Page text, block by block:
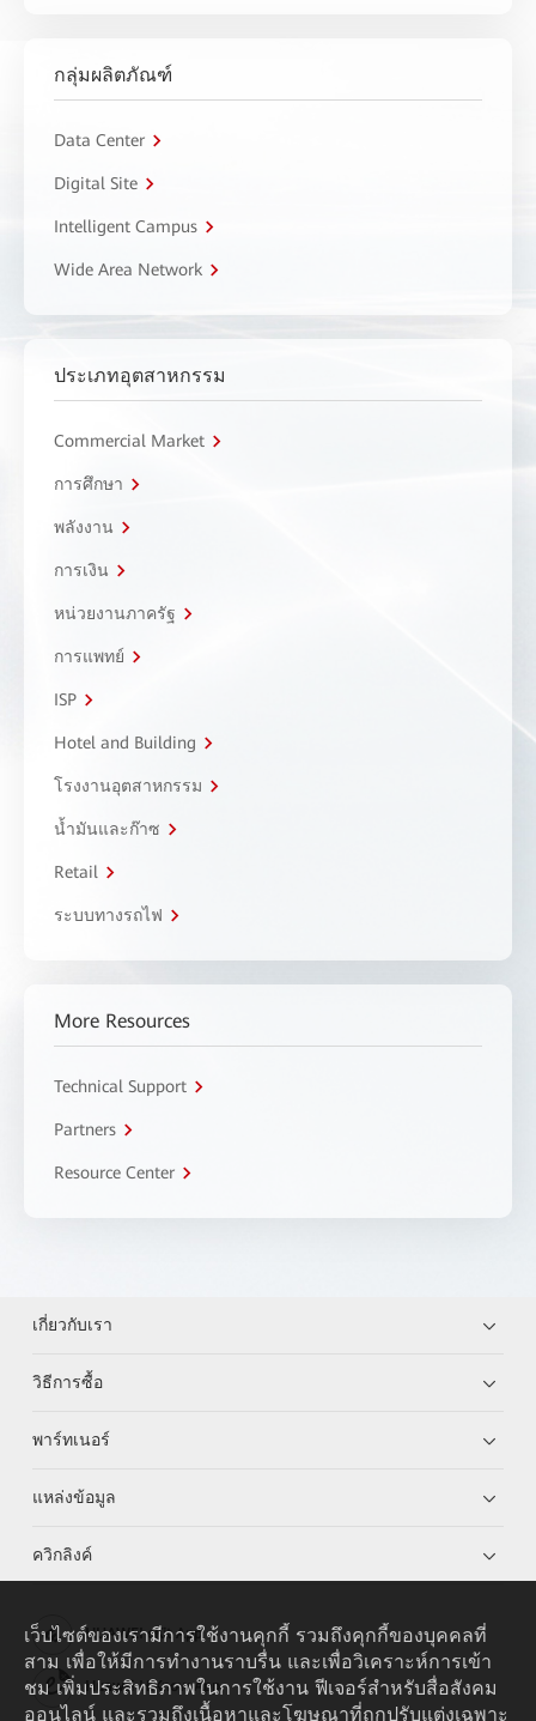
กลุ่มผลิตภัณฑ์
Data Center
Digital Site
Intelligent Campus
Wide Area Network
ประเภทอุตสาหกรรม
Commercial Market
การศึกษา
พลังงาน
การเงิน
หน่วยงานภาครัฐ
การแพทย์
ISP
Hotel and Building
โรงงานอุตสาหกรรม
น้ำมันและก๊าซ
Retail
ระบบทางรถไฟ
More Resources
Technical Support
Partners
Resource Center
เกี่ยวกับเรา
วิธีการซื้อ
พาร์ทเนอร์
แหล่งข้อมูล
ควิกลิงค์
HUAWEI eKit App
Huawei HiKnow App
เว็บไซต์ของเรามีการใช้งานคุกกี้ รวมถึงคุกกี้ของบุคคลที่
สาม เพื่อให้มีการทำงานราบรื่น และเพื่อวิเคราะห์การเข้า
ชม เพิ่มประสิทธิภาพในการใช้งาน ฟีเจอร์สำหรับสื่อสังคม
ออนไลน์ และรวมถึงเนื้อหาและโฆษณาที่ถูกปรับแต่งเฉพาะ